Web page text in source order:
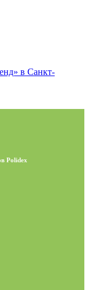
в Санкт-
Polidex